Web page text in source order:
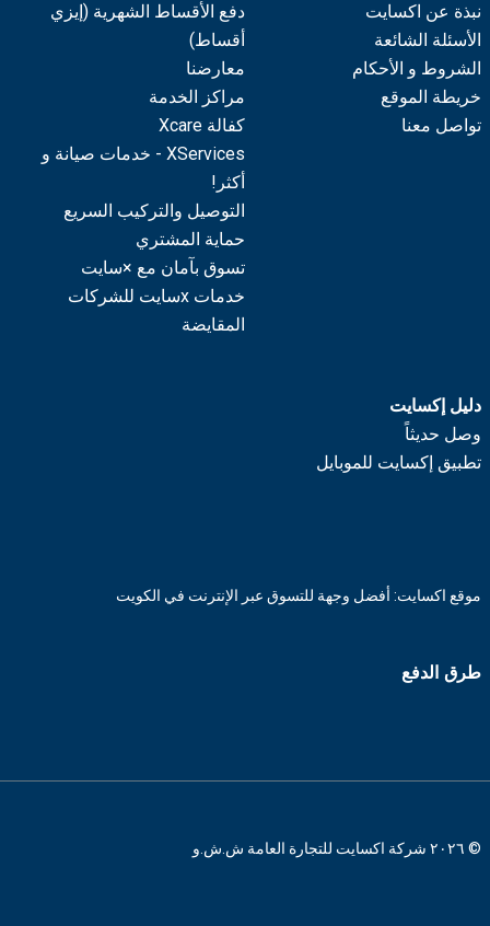
نبذة عن اكسايت
الأسئلة الشائعة
الشروط و الأحكام
خريطة الموقع
تواصل معنا
دفع الأقساط الشهرية (إيزي
أقساط)
معارضنا
مراكز الخدمة
كفالة Xcare
XServices - خدمات صيانة و
أكثر!
التوصيل والتركيب السريع
حماية المشتري
تسوق بآمان مع ×سايت
خدمات xسايت للشركات
المقايضة
دليل إكسايت
وصل حديثاً
تطبيق إكسايت للموبايل
موقع اكسايت: أفضل وجهة للتسوق عبر الإنترنت في الكويت
طرق الدفع
© ٢٠٢٦ شركة اكسايت للتجارة العامة ش.ش.و